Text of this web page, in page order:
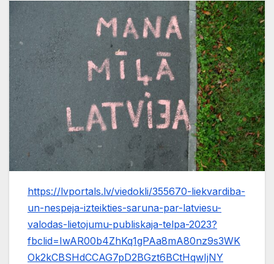
https://lvportals.lv/viedokli/355670-liekvardiba-
un-nespeja-izteikties-saruna-par-latviesu-
valodas-lietojumu-publiskaja-telpa-2023?
fbclid=IwAR00b4ZhKq1gPAa8mA80nz9s3WK
Ok2kCBSHdCCAG7pD2BGzt6BCtHqwIjNY